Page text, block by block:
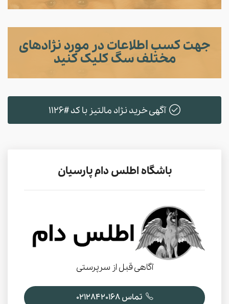
جهت کسب اطلاعات در مورد نژادهای
مختلف سگ کلیک کنید
آگهی خرید نژاد مالتیز با کد #1126
باشگاه اطلس دام پارسیان
آگاهی قبل از سرپرستی
تماس 02128420168